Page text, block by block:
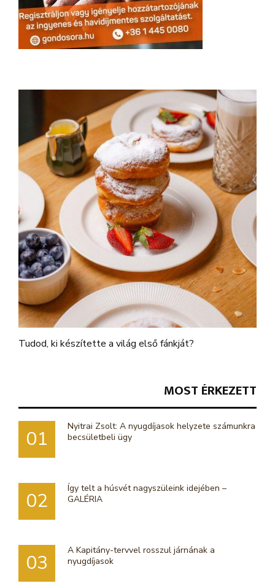
Tudod, ki készítette a világ első fánkját?
MOST ÉRKEZETT
01
Nyitrai Zsolt: A nyugdíjasok helyzete számunkra
becsületbeli ügy
02
Így telt a húsvét nagyszüleink idejében –
GALÉRIA
03
A Kapitány-tervvel rosszul járnának a
nyugdíjasok